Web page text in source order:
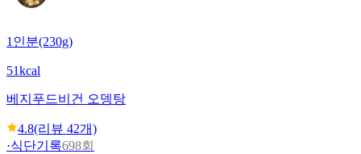
1인분(230g)
51kcal
베지푸드비건 오뎅탕
4.8(리뷰 42개)
·식단기록698회